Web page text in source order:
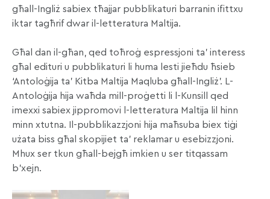
għall-Ingliż sabiex tħajjar pubblikaturi barranin ifittxu
iktar tagħrif dwar il-letteratura Maltija.
Għal dan il-għan, qed toħroġ espressjoni ta’ interess
għal edituri u pubblikaturi li huma lesti jieħdu ħsieb
‘Antoloġija ta’ Kitba Maltija Maqluba għall-Ingliż’. L-
Antoloġija hija waħda mill-proġetti li l-Kunsill qed
imexxi sabiex jippromovi l-letteratura Maltija lil hinn
minn xtutna. Il-pubblikazzjoni hija maħsuba biex tiġi
użata biss għal skopijiet ta’ reklamar u esebizzjoni.
Mhux ser tkun għall-bejgħ imkien u ser titqassam
b’xejn.